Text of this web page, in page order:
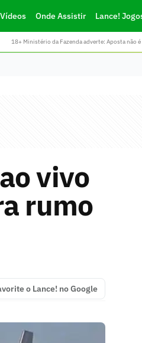
Vídeos Onde Assistir Lance!
18+ Ministério da Fazenda adverte: Aposta não
vivo
rumo
o Lance! no Google